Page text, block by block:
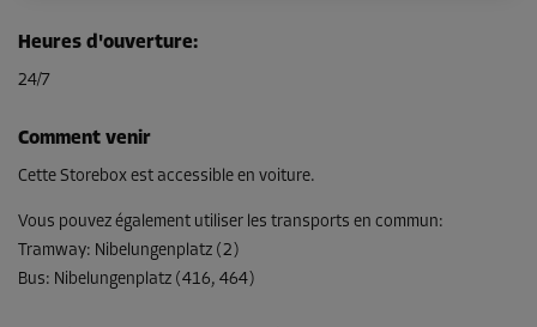
Surface: 2,2 m²
Volume: 6,2 m³
Long:1,8m Larg:
Dès
Compartiment 19
Heures d'ouverture:
24/7
Comment venir
Cette Storebox est accessible en voiture.
Vous pouvez également utiliser les transports en commun:
Tramway: Nibelungenplatz (2)
Bus: Nibelungenplatz (416, 464)